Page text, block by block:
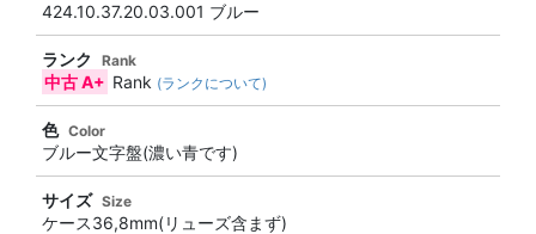
424.10.37.20.03.001 ブルー
ランク Rank
中古 A+ Rank (ランクについて)
色 Color
ブルー文字盤(濃い青です)
サイズ Size
ケース36,8mm(リューズ含まず)